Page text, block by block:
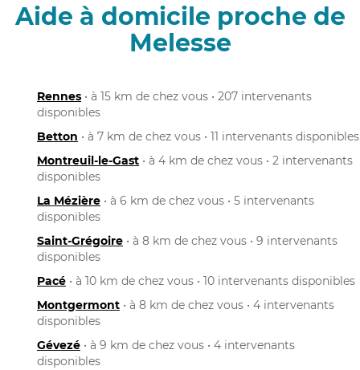
Aide à domicile proche de
Melesse
Rennes • à 15 km de chez vous • 207 intervenants
disponibles
Betton • à 7 km de chez vous • 11 intervenants disponibles
Montreuil-le-Gast • à 4 km de chez vous • 2 intervenants
disponibles
La Mézière • à 6 km de chez vous • 5 intervenants
disponibles
Saint-Grégoire • à 8 km de chez vous • 9 intervenants
disponibles
Pacé • à 10 km de chez vous • 10 intervenants disponibles
Montgermont • à 8 km de chez vous • 4 intervenants
disponibles
Gévezé • à 9 km de chez vous • 4 intervenants
disponibles